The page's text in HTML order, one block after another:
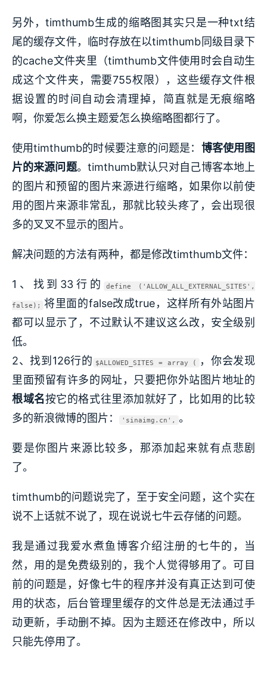
另外，timthumb生成的缩略图其实只是一种txt结
尾的缓存文件，临时存放在以timthumb同级目录下
的cache文件夹里（timthumb文件使用时会自动生
成这个文件夹，需要755权限），这些缓存文件根
据设置的时间自动会清理掉，简直就是无痕缩略
啊，你爱怎么换主题爱怎么换缩略图都行了。
使用timthumb的时候要注意的问题是： 博客使用图
片的来源问题。timthumb默认只对自己博客本地上
的图片和预留的图片来源进行缩略，如果你以前使
用的图片来源非常乱，那就比较头疼了，会出现很
多的叉叉不显示的图片。
解决问题的方法有两种，都是修改timthumb文件：
1、找到33行的 define ('ALLOW_ALL_EXTERNAL_SITES',
false);
将里面的false改成true，这样所有外站图片
都可以显示了，不过默认不建议这么改，安全级别
低。
2、找到126行的 $ALLOWED_SITES = array (
，你会发现
里面预留有许多的网址，只要把你外站图片地址的
根域名按它的格式往里添加就好了，比如用的比较
多的新浪微博的图片：
'sinaimg.cn', 。
要是你图片来源比较多，那添加起来就有点悲剧
了。
timthumb的问题说完了，至于安全问题，这个实在
说不上话就不说了，现在说说七牛云存储的问题。
我是通过我爱水煮鱼博客介绍注册的七牛的，当
然，用的是免费级别的，我个人觉得够用了。可目
前的问题是，好像七牛的程序并没有真正达到可使
用的状态，后台管理里缓存的文件总是无法通过手
动更新，手动删不掉。因为主题还在修改中，所以
只能先停用了。